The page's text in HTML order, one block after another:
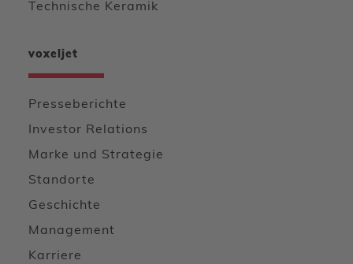
Technische Keramik
voxeljet
Presseberichte
Investor Relations
Marke und Strategie
Standorte
Geschichte
Management
Karriere